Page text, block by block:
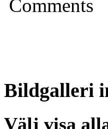
Comments
Bildgalleri
Välj visa